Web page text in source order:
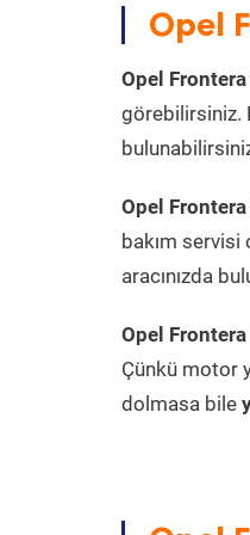
Opel
Opel
görebilirsiniz.
Opel Frontera
bakım servisi
aracınızda
Opel Frontera
Çünkü motor
dolmasa bile